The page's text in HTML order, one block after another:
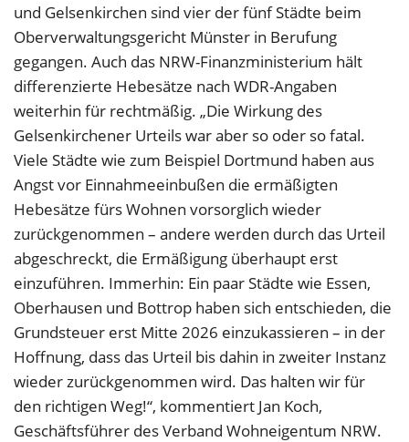
und Gelsenkirchen sind vier der fünf Städte beim
Oberverwaltungsgericht Münster in Berufung
gegangen. Auch das NRW-Finanzministerium hält
differenzierte Hebesätze nach WDR-Angaben
weiterhin für rechtmäßig. „Die Wirkung des
Gelsenkirchener Urteils war aber so oder so fatal.
Viele Städte wie zum Beispiel Dortmund haben aus
Angst vor Einnahmeeinbußen die ermäßigten
Hebesätze fürs Wohnen vorsorglich wieder
zurückgenommen – andere werden durch das Urteil
abgeschreckt, die Ermäßigung überhaupt erst
einzuführen. Immerhin: Ein paar Städte wie Essen,
Oberhausen und Bottrop haben sich entschieden, die
Grundsteuer erst Mitte 2026 einzukassieren – in der
Hoffnung, dass das Urteil bis dahin in zweiter Instanz
wieder zurückgenommen wird. Das halten wir für
den richtigen Weg!“, kommentiert Jan Koch,
Geschäftsführer des Verband Wohneigentum NRW.